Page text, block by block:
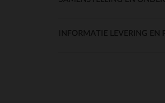
INFORMATIE LEVERING EN